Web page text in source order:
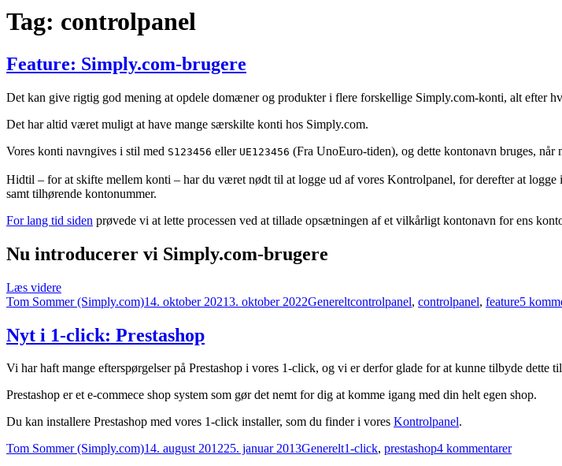
Tag: controlpanel
Feature: Simply.com-brugere
Det kan give rigtig god mening at opdele domæner og produkter i flere forskellige Simply.com-konti, alt efter
Det har altid været muligt at have mange særskilte konti hos Simply.com.
Vores konti navngives i stil med S123456 eller UE123456 (Fra UnoEuro-tiden), og dette kontonavn bruges, når
Hidtil – for at skifte mellem konti – har du været nødt til at logge ud af vores Kontrolpanel, for derefter at
samt tilhørende kontonummer.
For lang tid siden prøvede vi at lette processen ved at tillade opsætningen af et vilkårligt kontonavn for ens
Nu introducerer vi Simply.com-brugere
Læs videre“Feature:
Simply.com-
Forfatter
Tom Sommer (Simply.com)Udgivet
14. oktober 20213. oktober 2022Kategorier
GenereltTags
controlpanel, controlpanel, feature5
Nyt i 1-click: Prestashop
Vi har haft mange efterspørgelser på Prestashop i vores 1-click, og vi er derfor glade for at kunne tilbyde dette
Prestashop er et e-commece shop system som gør det nemt for dig at komme igang med din helt egen shop.
Du kan installere Prestashop med vores 1-click installer, som du finder i vores Kontrolpanel.
Forfatter
Tom Sommer (Simply.com)Udgivet
14. august 201225. januar 2013Kategorier
GenereltTags
1-click, prestashop4 kommentarertil